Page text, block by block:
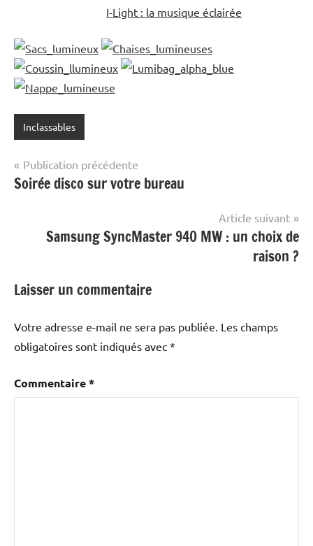
I-Light : la musique éclairée
Inclassables
Navigation
de
Publication précédente
Soirée disco sur votre bureau
Article suivant
Samsung SyncMaster 940 MW : un choix de
raison ?
Laisser un commentaire
Votre adresse e-mail ne sera pas publiée. Les champs
obligatoires sont indiqués avec *
Commentaire*